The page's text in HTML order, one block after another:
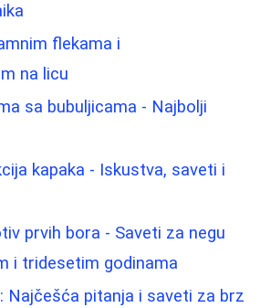
flekama i
na licu
sa bubuljicama - Najbolji
kapaka - Iskustva, saveti i
prvih bora - Saveti za negu
i tridesetim godinama
Najčešća pitanja i saveti za brz